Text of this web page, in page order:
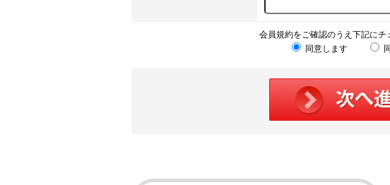
会員規約をご確認のうえ下記にチ
同意します